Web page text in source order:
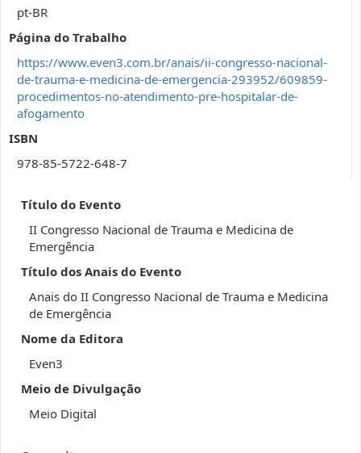
pt-BR
Página do Trabalho
https://www.even3.com.br/anais/ii-congresso-nacional-
de-trauma-e-medicina-de-emergencia-293952/609859-
procedimentos-no-atendimento-pre-hospitalar-de-
afogamento
ISBN
978-85-5722-648-7
Título do Evento
II Congresso Nacional de Trauma e Medicina de
Emergência
Título dos Anais do Evento
Anais do II Congresso Nacional de Trauma e Medicina
de Emergência
Nome da Editora
Even3
Meio de Divulgação
Meio Digital